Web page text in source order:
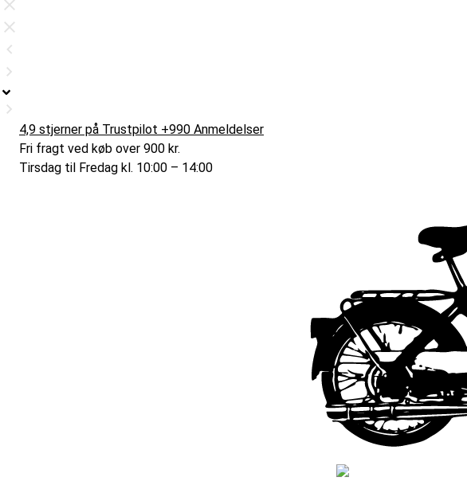
4,9 stjerner på Trustpilot +990 Anmeldelser
Fri fragt ved køb over 900 kr.
Tirsdag til Fredag kl. 10:00 – 14:00